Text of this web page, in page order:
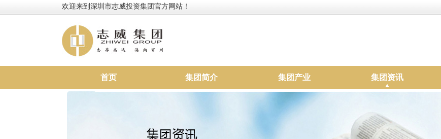
欢迎来到深圳市志威投资集团官方网站！
首页 集团简介 集团产业 集团资讯